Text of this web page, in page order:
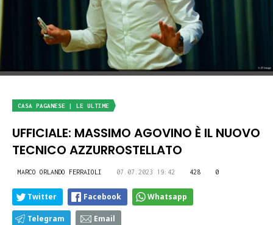
CASA PAGANESE | LE ULTIME
UFFICIALE: MASSIMO AGOVINO È IL NUOVO
TECNICO AZZURROSTELLATO
MARCO ORLANDO FERRAIOLI 07.07.2023 19:42 428 0
Twitter Facebook Whatsapp
Telegram Email